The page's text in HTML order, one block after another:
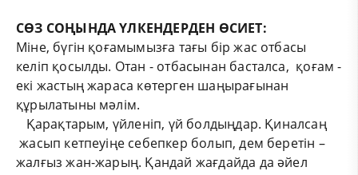
СӨЗ СОҢЫНДА ҮЛКЕНДЕРДЕН ӨСИЕТ:
Міне, бүгін қоғамымызға тағы бір жас отбасы
келіп қосылды. Отан - отбасынан басталса, қоғам -
екі жастың жараса көтерген шаңырағынан
құрылатыны мәлім.
Қарақтарым, үйленіп, үй болдыңдар. Қиналсаң
жасып кетпеуіңе себепкер болып, дем беретін –
жалғыз жан-жарың. Қандай жағдайда да әйел